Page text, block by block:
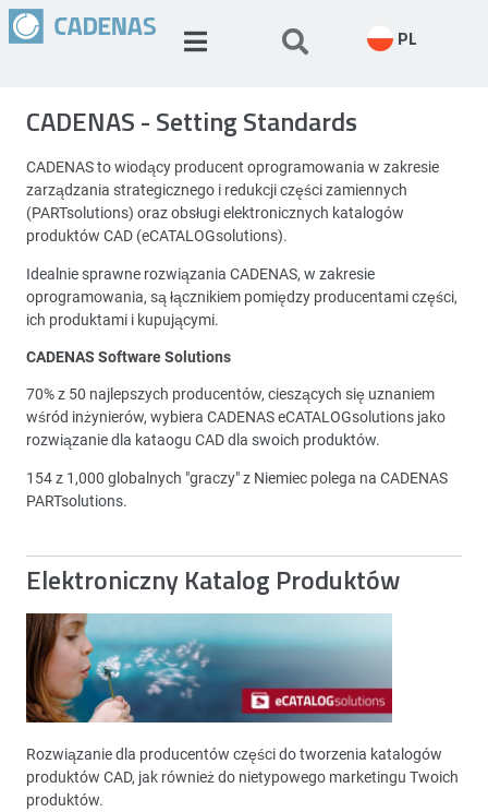
PL
CADENAS - Setting Standards
CADENAS to wiodący producent oprogramowania w zakresie
zarządzania strategicznego i redukcji części zamiennych
(PARTsolutions) oraz obsługi elektronicznych katalogów
produktów CAD (eCATALOGsolutions).
Idealnie sprawne rozwiązania CADENAS, w zakresie
oprogramowania, są łącznikiem pomiędzy producentami części,
ich produktami i kupującymi.
CADENAS Software Solutions
70% z 50 najlepszych producentów, cieszących się uznaniem
wśród inżynierów, wybiera CADENAS eCATALOGsolutions jako
rozwiązanie dla kataogu CAD dla swoich produktów.
154 z 1,000 globalnych "graczy" z Niemiec polega na CADENAS
PARTsolutions.
Elektroniczny Katalog Produktów
Rozwiązanie dla producentów części do tworzenia katalogów
produktów CAD, jak również do nietypowego marketingu Twoich
produktów.